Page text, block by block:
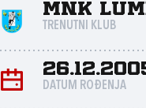
MNK
TRENUTNI KLUB
DATUM ROĐENJA